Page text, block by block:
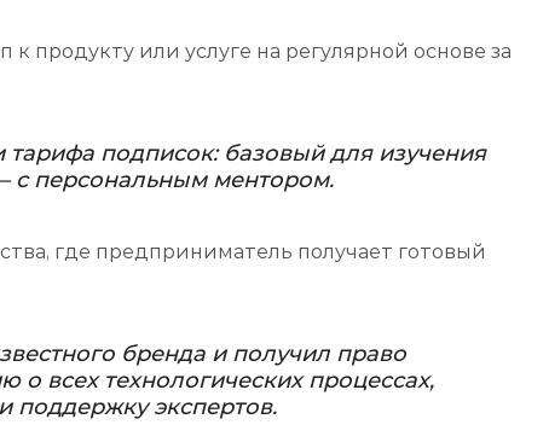
продукту или услуге на регулярной основе за
подписок: базовый для изучения
с персональным ментором.
где предприниматель получает готовый
бренда и получил право
всех технологических процессах,
поддержку экспертов.